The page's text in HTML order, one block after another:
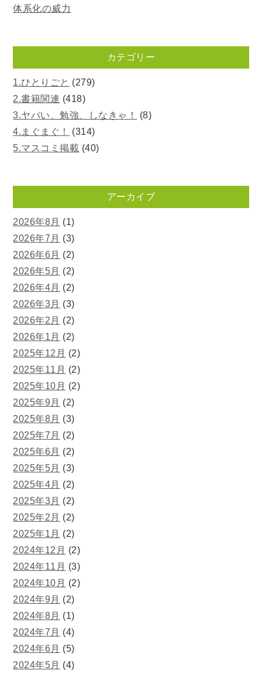
体系化の威力
カテゴリー
1.ひとりごと (279)
2.書籍関連 (418)
3.ヤバい、勉強、しなきゃ！
(8)
4.まぐまぐ！
(314)
5.マスコミ掲載 (40)
アーカイブ
2026年8月 (1)
2026年7月 (3)
2026年6月 (2)
2026年5月 (2)
2026年4月 (2)
2026年3月 (3)
2026年2月 (2)
2026年1月 (2)
2025年12月 (2)
2025年11月 (2)
2025年10月 (2)
2025年9月 (2)
2025年8月 (3)
2025年7月 (2)
2025年6月 (2)
2025年5月 (3)
2025年4月 (2)
2025年3月 (2)
2025年2月 (2)
2025年1月 (2)
2024年12月 (2)
2024年11月 (3)
2024年10月 (2)
2024年9月 (2)
2024年8月 (1)
2024年7月 (4)
2024年6月 (5)
2024年5月 (4)